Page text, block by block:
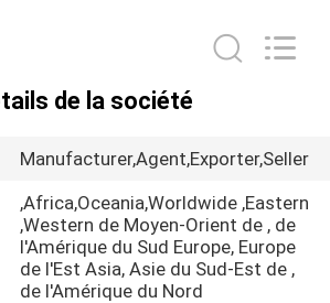
de la société
Manufacturer,Agent,Exporter,Seller
,Africa,Oceania,Worldwide ,Eastern
,Western de Moyen-Orient de , de
l'Amérique du Sud Europe, Europe
de l'Est Asia, Asie du Sud-Est de ,
de l'Amérique du Nord